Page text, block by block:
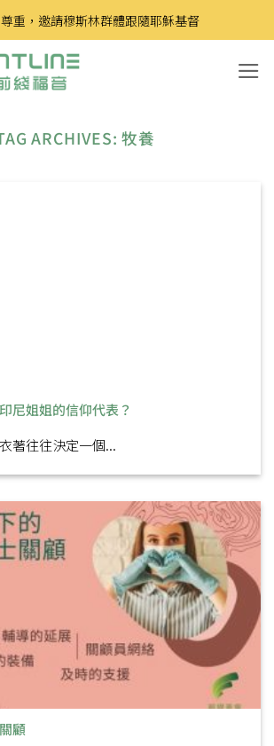
重，邀請穆斯林群體跟隨耶穌基督
ARCHIVES:牧養
姐姐的信仰代表？
著往往決定一個...
顧